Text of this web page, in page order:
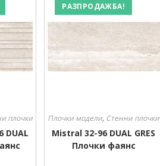
плочки
DUAL
РАЗПРОДАЖБА!
Плочки модели, Стенни плочки
Mistral 32-96 DUAL GRES
Плочки фаянс